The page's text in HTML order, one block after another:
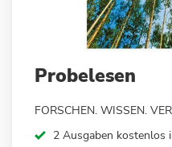
Anfang
Bildergalerie
springen
Probelesen
FORSCHEN. WISSEN.
2 Ausgaben kostenlos